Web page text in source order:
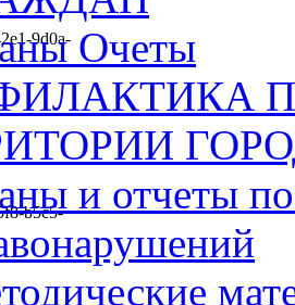
Очеты
и отчеты